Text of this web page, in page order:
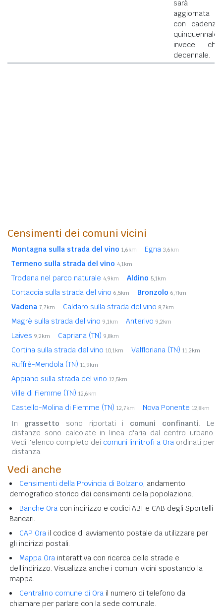
sarà
aggiornata
con cadenza
quinquennale
invece che
decennale.
Censimenti dei comuni vicini
Montagna sulla strada del vino 1,6km Egna 3,6km
Termeno sulla strada del vino 4,1km
Trodena nel parco naturale 4,9km Aldino 5,1km
Cortaccia sulla strada del vino 6,5km Bronzolo 6,7km
Vadena 7,7km Caldaro sulla strada del vino 8,7km
Magrè sulla strada del vino 9,1km Anterivo 9,2km
Laives 9,2km Capriana (TN) 9,8km
Cortina sulla strada del vino 10,1km Valfloriana (TN) 11,2km
Ruffrè-Mendola (TN) 11,9km
Appiano sulla strada del vino 12,5km
Ville di Fiemme (TN) 12,6km
Castello-Molina di Fiemme (TN) 12,7km Nova Ponente 12,8km
In grassetto sono riportati i comuni confinanti. Le
distanze sono calcolate in linea d'aria dal centro urbano.
Vedi l'elenco completo dei comuni limitrofi a Ora ordinati per
distanza.
Vedi anche
Censimenti della Provincia di Bolzano, andamento
demografico storico dei censimenti della popolazione.
Banche Ora con indirizzo e codici ABI e CAB degli Sportelli
Bancari.
CAP Ora il codice di avviamento postale da utilizzare per
gli indirizzi postali.
Mappa Ora interattiva con ricerca delle strade e
dell'indirizzo. Visualizza anche i comuni vicini spostando la
mappa.
Centralino comune di Ora il numero di telefono da
chiamare per parlare con la sede comunale.